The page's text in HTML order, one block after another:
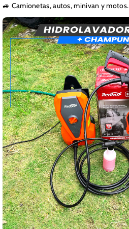
🚙 Camionetas, autos, minivan y motos.